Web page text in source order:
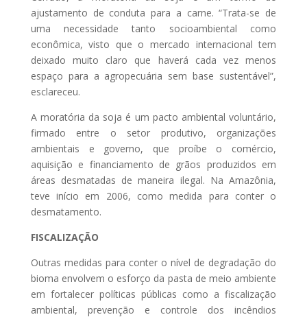
ajustamento de conduta para a carne. “Trata-se de
uma necessidade tanto socioambiental como
econômica, visto que o mercado internacional tem
deixado muito claro que haverá cada vez menos
espaço para a agropecuária sem base sustentável”,
esclareceu.
A moratória da soja é um pacto ambiental voluntário,
firmado entre o setor produtivo, organizações
ambientais e governo, que proíbe o comércio,
aquisição e financiamento de grãos produzidos em
áreas desmatadas de maneira ilegal. Na Amazônia,
teve início em 2006, como medida para conter o
desmatamento.
FISCALIZAÇÃO
Outras medidas para conter o nível de degradação do
bioma envolvem o esforço da pasta de meio ambiente
em fortalecer políticas públicas como a fiscalização
ambiental, prevenção e controle dos incêndios